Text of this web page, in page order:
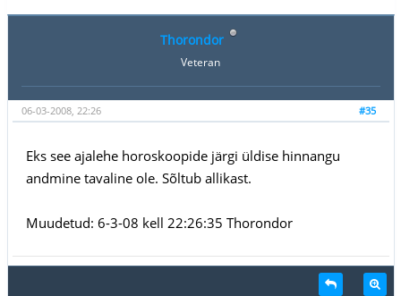
Thorondor
Veteran
#35
06-03-2008, 22:26
Eks see ajalehe horoskoopide järgi üldise hinnangu
andmine tavaline ole. Sõltub allikast.
Muudetud: 6-3-08 kell 22:26:35 Thorondor